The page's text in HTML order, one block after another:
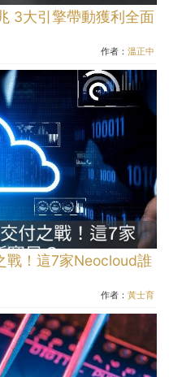
3大引擎帶動獲利全面
作者： 溫正中
戰！這7家Neocloud誰
作者： 黃士育